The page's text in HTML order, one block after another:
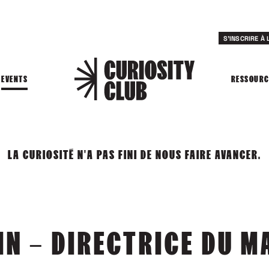
EVENTS
S'INSCRIRE À
LA CURIOSITÉ N'A PAS FINI DE NOUS FAIRE AVANCER.
– DIRECTRICE DU